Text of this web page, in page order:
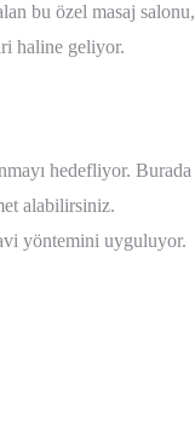
bu özel masaj salonu,
haline geliyor.
hedefliyor. Burada
alabilirsiniz.
yöntemini uyguluyor.